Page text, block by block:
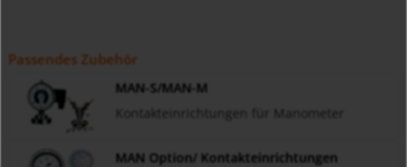
Passendes Zubehör
MAN-S/MAN-M
Kontakteinrichtungen für Manometer
MAN Option/ Kontakteinrichtungen